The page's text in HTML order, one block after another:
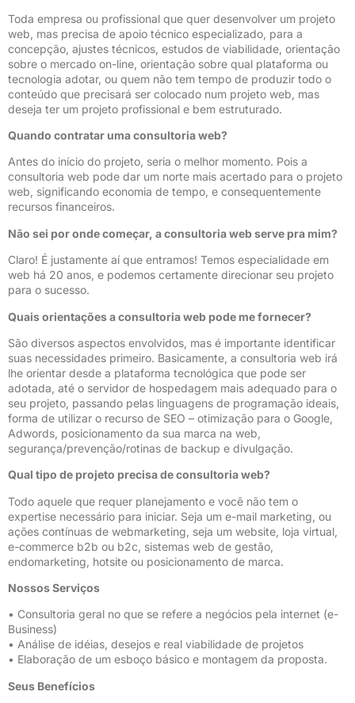
Toda empresa ou profissional que quer desenvolver um projeto
web, mas precisa de apoio técnico especializado, para a
concepção, ajustes técnicos, estudos de viabilidade, orientação
sobre o mercado on-line, orientação sobre qual plataforma ou
tecnologia adotar, ou quem não tem tempo de produzir todo o
conteúdo que precisará ser colocado num projeto web, mas
deseja ter um projeto profissional e bem estruturado.
Quando contratar uma consultoria web?
Antes do início do projeto, seria o melhor momento. Pois a
consultoria web pode dar um norte mais acertado para o projeto
web, significando economia de tempo, e consequentemente
recursos financeiros.
Não sei por onde começar, a consultoria web serve pra mim?
Claro! É justamente aí que entramos! Temos especialidade em
web há 20 anos, e podemos certamente direcionar seu projeto
para o sucesso.
Quais orientações a consultoria web pode me fornecer?
São diversos aspectos envolvidos, mas é importante identificar
suas necessidades primeiro. Basicamente, a consultoria web irá
lhe orientar desde a plataforma tecnológica que pode ser
adotada, até o servidor de hospedagem mais adequado para o
seu projeto, passando pelas linguagens de programação ideais,
forma de utilizar o recurso de SEO – otimização para o Google,
Adwords, posicionamento da sua marca na web,
segurança/prevenção/rotinas de backup e divulgação.
Qual tipo de projeto precisa de consultoria web?
Todo aquele que requer planejamento e você não tem o
expertise necessário para iniciar. Seja um e-mail marketing, ou
ações contínuas de webmarketing, seja um website, loja virtual,
e-commerce b2b ou b2c, sistemas web de gestão,
endomarketing, hotsite ou posicionamento de marca.
Nossos Serviços
• Consultoria geral no que se refere a negócios pela internet (e-
Business)
• Análise de idéias, desejos e real viabilidade de projetos
• Elaboração de um esboço básico e montagem da proposta.
Seus Benefícios